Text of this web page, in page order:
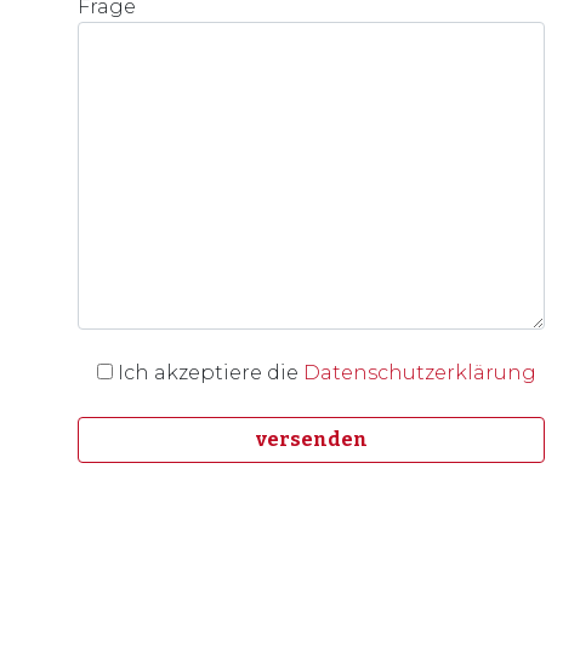
Frage
Ich akzeptiere die Datenschutzerklärung